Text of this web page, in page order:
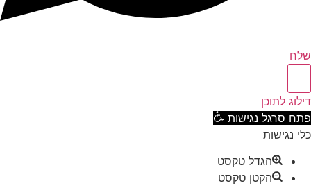
לתוכן
סרגל נגישות
נגישות
הגדל טקסט
הקטן טקסט